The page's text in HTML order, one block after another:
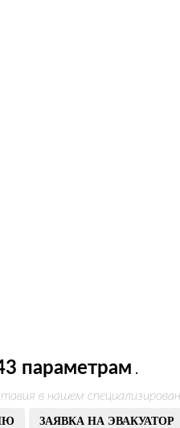
параметрам .
в нашем
ЗАЯВКА НА ЭВАКУАТОР